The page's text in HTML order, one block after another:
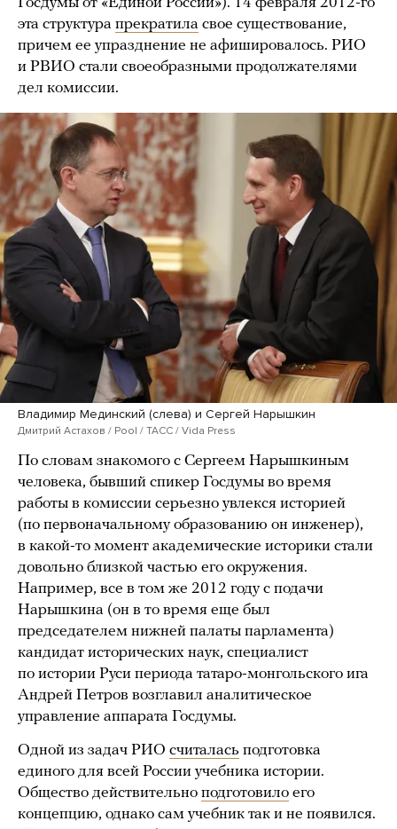
эта структура прекратила свое существование,
причем ее упразднение не афишировалось. РИО
и РВИО стали своеобразными продолжателями
дел комиссии.
Владимир Мединский (слева) и Сергей Нарышкин
Дмитрий Астахов / Pool / ТАСС / Vida Press
По словам знакомого с Сергеем Нарышкиным
человека, бывший спикер Госдумы во время
работы в комиссии серьезно увлекся историей
(по первоначальному образованию он инженер),
в какой-то момент академические историки стали
довольно близкой частью его окружения.
Например, все в том же 2012 году с подачи
Нарышкина (он в то время еще был
председателем нижней палаты парламента)
кандидат исторических наук, специалист
по истории Руси периода татаро-монгольского ига
Андрей Петров возглавил аналитическое
управление аппарата Госдумы.
Одной из задач РИО считалась подготовка
единого для всей России учебника истории.
Общество действительно подготовило его
концепцию, однако сам учебник так и не появился.